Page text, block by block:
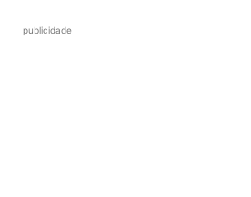
publicidade